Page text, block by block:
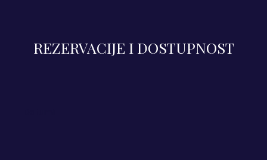
REZERVACIJE I DOSTUPNOST